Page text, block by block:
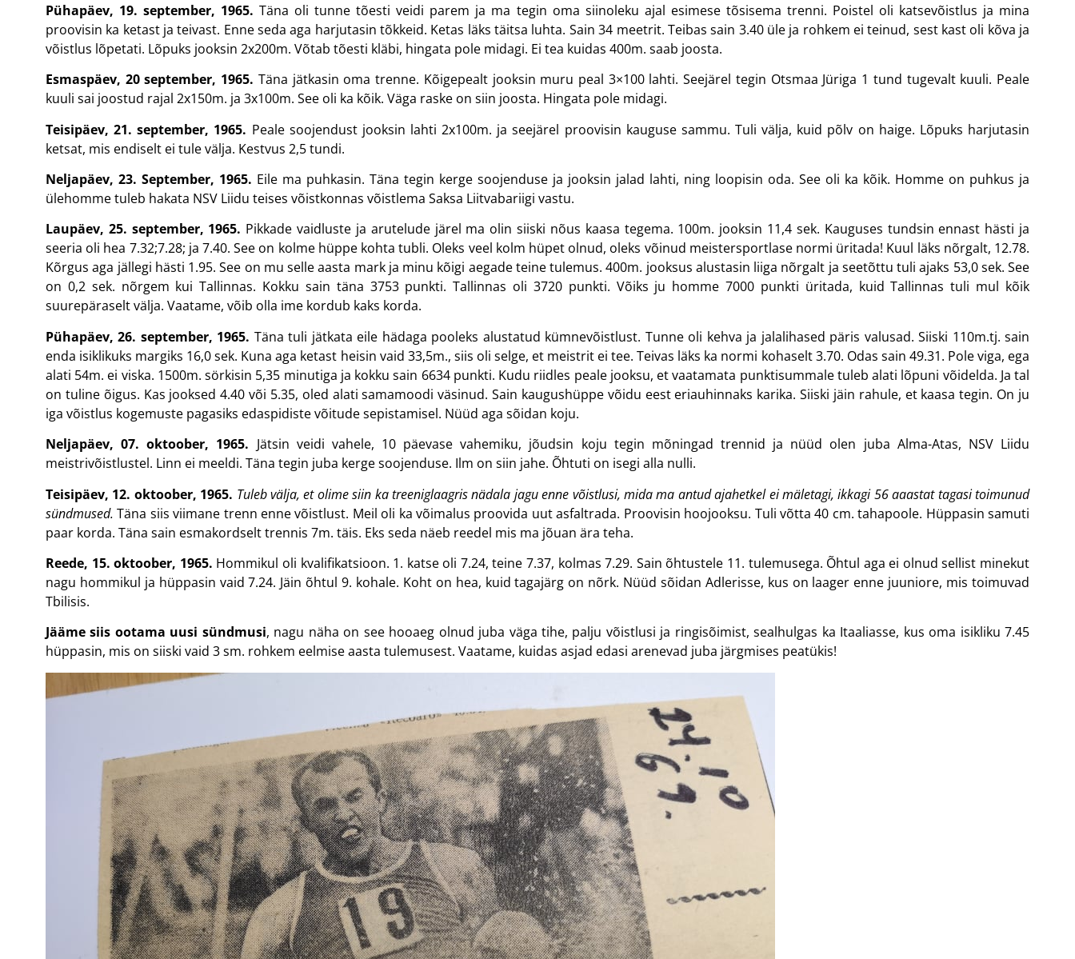
Pühapäev, 19. september, 1965. Täna oli tunne tõesti veidi parem ja ma tegin oma siinoleku ajal esimese tõsisema trenni. Poistel oli katsevõistlus ja mina
proovisin ka ketast ja teivast. Enne seda aga harjutasin tõkkeid. Ketas läks täitsa luhta. Sain 34 meetrit. Teibas sain 3.40 üle ja rohkem ei teinud, sest kast oli kõva ja
võistlus lõpetati. Lõpuks jooksin 2x200m. Võtab tõesti kläbi, hingata pole midagi. Ei tea kuidas 400m. saab joosta.
Esmaspäev, 20 september, 1965. Täna jätkasin oma trenne. Kõigepealt jooksin muru peal 3×100 lahti. Seejärel tegin Otsmaa Jüriga 1 tund tugevalt kuuli. Peale
kuuli sai joostud rajal 2x150m. ja 3x100m. See oli ka kõik. Väga raske on siin joosta. Hingata pole midagi.
Teisipäev, 21. september, 1965. Peale soojendust jooksin lahti 2x100m. ja seejärel proovisin kauguse sammu. Tuli välja, kuid põlv on haige. Lõpuks harjutasin
ketsat, mis endiselt ei tule välja. Kestvus 2,5 tundi.
Neljapäev, 23. September, 1965. Eile ma puhkasin. Täna tegin kerge soojenduse ja jooksin jalad lahti, ning loopisin oda. See oli ka kõik. Homme on puhkus ja
ülehomme tuleb hakata NSV Liidu teises võistkonnas võistlema Saksa Liitvabariigi vastu.
Laupäev, 25. september, 1965. Pikkade vaidluste ja arutelude järel ma olin siiski nõus kaasa tegema. 100m. jooksin 11,4 sek. Kauguses tundsin ennast hästi ja
seeria oli hea 7.32;7.28; ja 7.40. See on kolme hüppe kohta tubli. Oleks veel kolm hüpet olnud, oleks võinud meistersportlase normi üritada! Kuul läks nõrgalt, 12.78.
Kõrgus aga jällegi hästi 1.95. See on mu selle aasta mark ja minu kõigi aegade teine tulemus. 400m. jooksus alustasin liiga nõrgalt ja seetõttu tuli ajaks 53,0 sek. See
on 0,2 sek. nõrgem kui Tallinnas. Kokku sain täna 3753 punkti. Tallinnas oli 3720 punkti. Võiks ju homme 7000 punkti üritada, kuid Tallinnas tuli mul kõik
suurepäraselt välja. Vaatame, võib olla ime kordub kaks korda.
Pühapäev, 26. september, 1965. Täna tuli jätkata eile hädaga pooleks alustatud kümnevõistlust. Tunne oli kehva ja jalalihased päris valusad. Siiski 110m.tj. sain
enda isiklikuks margiks 16,0 sek. Kuna aga ketast heisin vaid 33,5m., siis oli selge, et meistrit ei tee. Teivas läks ka normi kohaselt 3.70. Odas sain 49.31. Pole viga, ega
alati 54m. ei viska. 1500m. sörkisin 5,35 minutiga ja kokku sain 6634 punkti. Kudu riidles peale jooksu, et vaatamata punktisummale tuleb alati lõpuni võidelda. Ja tal
on tuline õigus. Kas jooksed 4.40 või 5.35, oled alati samamoodi väsinud. Sain kaugushüppe võidu eest eriauhinnaks karika. Siiski jäin rahule, et kaasa tegin. On ju
iga võistlus kogemuste pagasiks edaspidiste võitude sepistamisel. Nüüd aga sõidan koju.
Neljapäev, 07. oktoober, 1965. Jätsin veidi vahele, 10 päevase vahemiku, jõudsin koju tegin mõningad trennid ja nüüd olen juba Alma-Atas, NSV Liidu
meistrivõistlustel. Linn ei meeldi. Täna tegin juba kerge soojenduse. Ilm on siin jahe. Õhtuti on isegi alla nulli.
Teisipäev, 12. oktoober, 1965. Tuleb välja, et olime siin ka treeniglaagris nädala jagu enne võistlusi, mida ma antud ajahetkel ei mäletagi, ikkagi 56 aaastat tagasi toimunud
sündmused. Täna siis viimane trenn enne võistlust. Meil oli ka võimalus proovida uut asfaltrada. Proovisin hoojooksu. Tuli võtta 40 cm. tahapoole. Hüppasin samuti
paar korda. Täna sain esmakordselt trennis 7m. täis. Eks seda näeb reedel mis ma jõuan ära teha.
Reede, 15. oktoober, 1965. Hommikul oli kvalifikatsioon. 1. katse oli 7.24, teine 7.37, kolmas 7.29. Sain õhtustele 11. tulemusega. Õhtul aga ei olnud sellist minekut
nagu hommikul ja hüppasin vaid 7.24. Jäin õhtul 9. kohale. Koht on hea, kuid tagajärg on nõrk. Nüüd sõidan Adlerisse, kus on laager enne juuniore, mis toimuvad
Tbilisis.
Jääme siis ootama uusi sündmusi, nagu näha on see hooaeg olnud juba väga tihe, palju võistlusi ja ringisõimist, sealhulgas ka Itaaliasse, kus oma isikliku 7.45
hüppasin, mis on siiski vaid 3 sm. rohkem eelmise aasta tulemusest. Vaatame, kuidas asjad edasi arenevad juba järgmises peatükis!